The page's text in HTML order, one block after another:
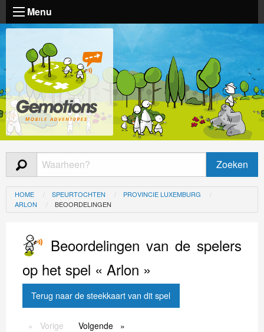
Menu
HOME SPEURTOCHTEN
PROVINCIE LUXEMBURG
ARLON
BEOORDELINGEN
Beoordelingen van de spelers
op het spel « Arlon »
Terug naar de steekkaart van dit spel
Vorige VorigeVolgende Volgende